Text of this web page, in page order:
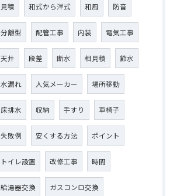
見積 和式から洋式 和風 防音
分離型 配管工事 内装 電気工事
天井 段差 断水 相見積 節水
水漏れ 人気メーカー 場所移動
床排水 収納 手すり 車椅子
失敗例 安くする方法 ポイント
トイレ設置 改修工事 時間
給湯器交換 ガスコンロ交換